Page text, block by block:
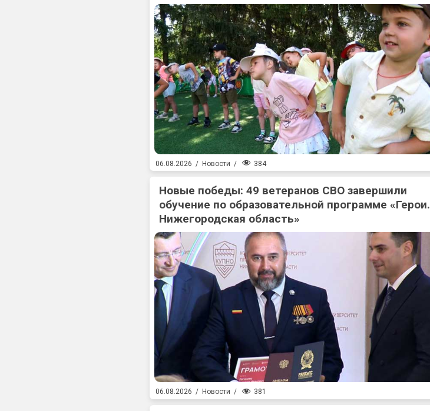
06.08.2026 / Новости / 384
Новые победы: 49 ветеранов СВО завершили
обучение по образовательной программе «Герои.
Нижегородская область»
06.08.2026 / Новости / 381